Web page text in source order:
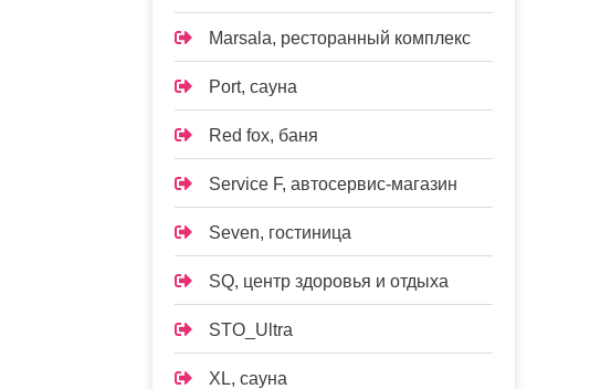
Marsala, ресторанный комплекс
Port, сауна
Red fox, баня
Service F, автосервис-магазин
Seven, гостиница
SQ, центр здоровья и отдыха
STO_Ultra
XL, сауна